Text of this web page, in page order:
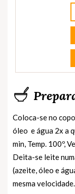
Coloca-se no
óleo e água 2x a
min, Temp. 100º,
Deita-se leite
(azeite, óleo e
mesma velocidade.